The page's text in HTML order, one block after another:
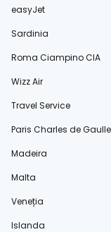
easyJet
Sardinia
Roma Ciampino CIA
Wizz Air
Travel Service
Paris Charles de
Madeira
Malta
Veneția
Islanda